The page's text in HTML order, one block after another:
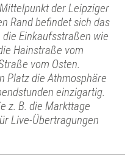
der Leipziger
Rand befindet sich das
Einkaufsstraßen wie
Hainstraße vom
vom Osten.
Platz die Athmosphäre
einzigartig.
z. B. die Markttage
Live-Übertragungen